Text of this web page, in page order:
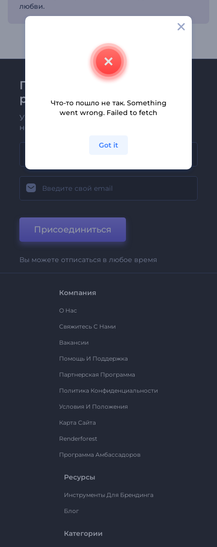
любви.
Присоединяйтесь к
рассылке Renderforest
Узнавайте о последних новостях и
новых предложениях первыми
Присоединиться
Вы можете отписаться в любое время
Компания
О Нас
Свяжитесь С Нами
Вакансии
Помощь И Поддержка
Партнерская Программа
Политика Конфиденциальности
Условия И Положения
Карта Сайта
Renderforest
Программа Амбассадоров
Ресурсы
Инструменты Для Брендинга
Блог
Категории
Что-то пошло не так. Something
went wrong. Failed to fetch
Got it